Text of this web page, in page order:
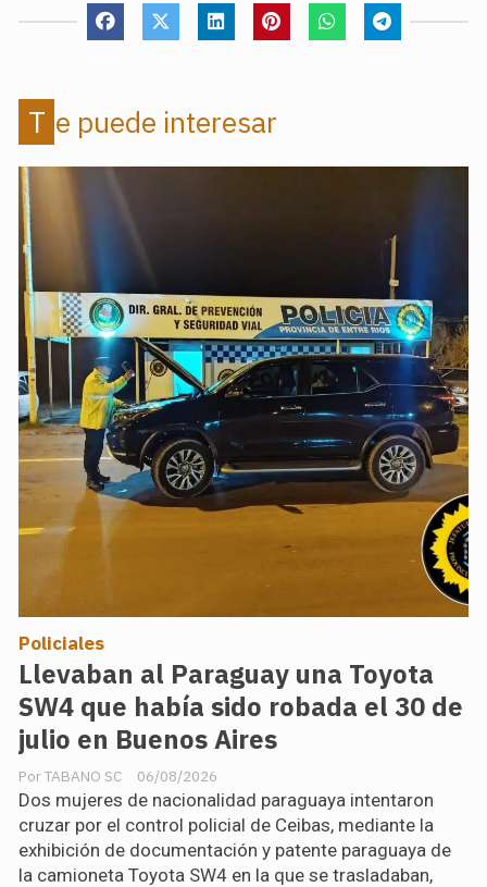
Te puede interesar
Llevaban al Paraguay una Toyota
SW4 que había sido robada el 30 de
julio en Buenos Aires
TABANO SC
Policiales
06/08/2026
Dos mujeres de nacionalidad paraguaya intentaron
cruzar por el control policial de Ceibas, mediante la
exhibición de documentación y patente paraguaya de
la camioneta Toyota SW4 en la que se trasladaban,